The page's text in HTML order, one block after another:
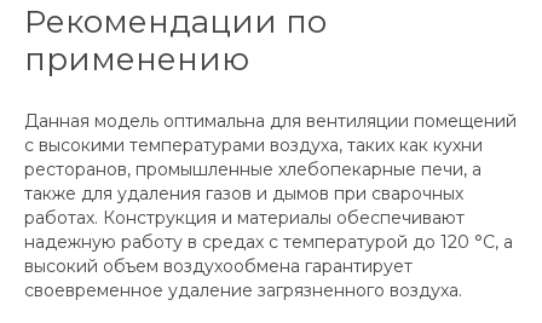
Рекомендации по
применению
Данная модель оптимальна для вентиляции помещений
с высокими температурами воздуха, таких как кухни
ресторанов, промышленные хлебопекарные печи, а
также для удаления газов и дымов при сварочных
работах. Конструкция и материалы обеспечивают
надежную работу в средах с температурой до 120 °C, а
высокий объем воздухообмена гарантирует
своевременное удаление загрязненного воздуха.